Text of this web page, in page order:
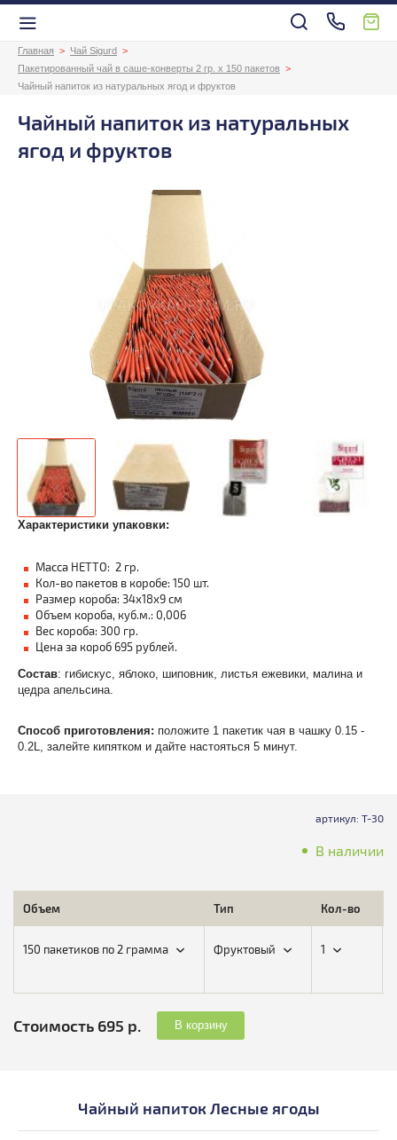
Главная
Чай Sigurd
Пакетированный чай в саше-конверты 2 гр. х 150 пакетов
Чайный напиток из натуральных ягод и фруктов
Чайный напиток из натуральных
ягод и фруктов
Характеристики упаковки:
Масса НЕТТО: 2 гр.
Кол-во пакетов в коробе: 150 шт.
Размер короба: 34х18х9 см
Объем короба, куб.м.: 0,006
Вес короба: 300 гр.
Цена за короб 695 рублей.
Состав: гибискус, яблоко, шиповник, листья ежевики, малина и
цедра апельсина.
Способ приготовления: положите 1 пакетик чая в чашку 0.15 -
0.2L, залейте кипятком и дайте настояться 5 минут.
артикул: Т-30
В наличии
Объем Тип Кол-во
150 пакетиков по 2 грамма Фруктовый 1
Стоимость 695 р. В корзину
Чайный напиток Лесные ягоды